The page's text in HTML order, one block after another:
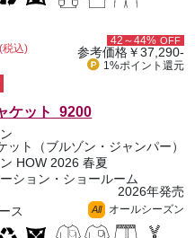
(税込)
42～44% OFF
参考価格￥37,290-
1%ポイント 還元
ケット 9200
ット（ブルゾン・ジャンパー）
HOW 2026 春夏
ション・ショールーム
2026年発売
ス
All オールシーズン